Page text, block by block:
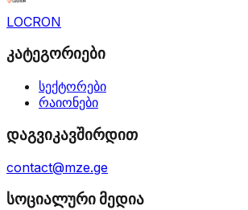
LOCRON
კატეგორიები
სექტორები
რაიონები
დაგვიკავშირდით
contact@mze.ge
სოციალური მედია